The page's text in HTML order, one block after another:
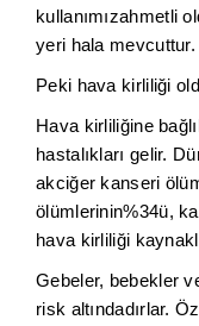
kullanımızahmetli
yeri hala mevcuttur.
Peki hava kirliliği
Hava kirliliğine
hastalıkları gelir.
akciğer kanseri
ölümlerinin%34ü,
hava kirliliği
Gebeler, bebekler
risk altındadırlar.